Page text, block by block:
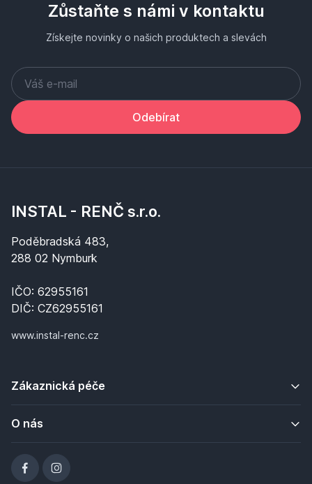
Zůstaňte s námi v kontaktu
Získejte novinky o našich produktech a slevách
Odebírat
INSTAL - RENČ s.r.o.
Poděbradská 483,
288 02 Nymburk
IČO: 62955161
DIČ: CZ62955161
www.instal-renc.cz
Zákaznická péče
O nás